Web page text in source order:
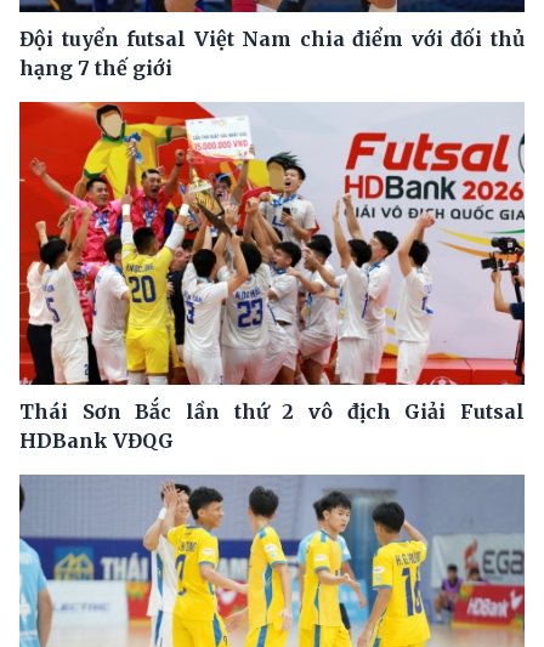
Đội tuyển futsal Việt Nam chia điểm với đối thủ
hạng 7 thế giới
Thái Sơn Bắc lần thứ 2 vô địch Giải Futsal
HDBank VĐQG